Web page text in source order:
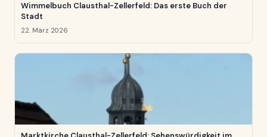
Wimmelbuch Clausthal-Zellerfeld: Das erste Buch der
Stadt
22. März 2026